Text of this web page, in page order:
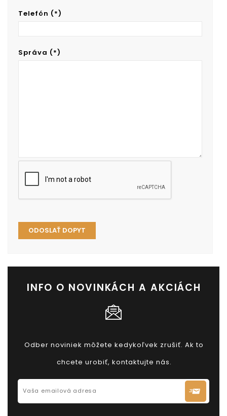
Telefón (*)
Správa (*)
INFO O NOVINKÁCH A AKCIÁCH
Odber noviniek môžete kedykoľvek zrušiť. Ak to
chcete urobiť, kontaktujte nás.